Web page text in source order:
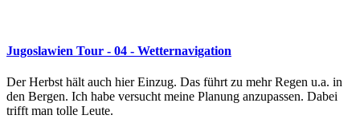
Jugoslawien Tour - 04 - Wetternavigation
Der Herbst hält auch hier Einzug. Das führt zu mehr Regen u.a. in
den Bergen. Ich habe versucht meine Planung anzupassen. Dabei
trifft man tolle Leute.